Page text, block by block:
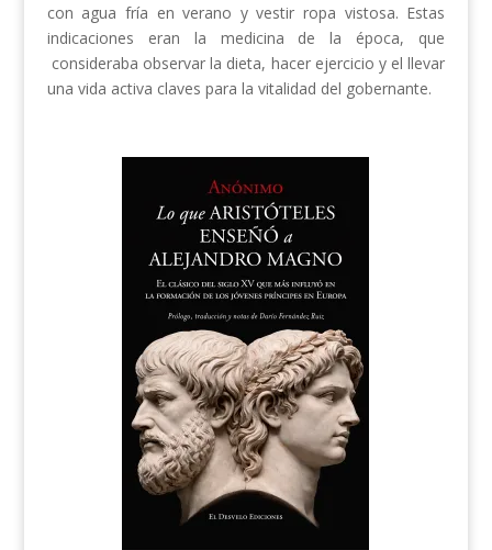
con agua fría en verano y vestir ropa vistosa. Estas
indicaciones eran la medicina de la época, que
consideraba observar la dieta, hacer ejercicio y el llevar
una vida activa claves para la vitalidad del gobernante.